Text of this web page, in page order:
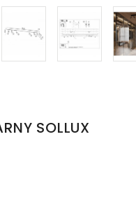
SOLLUX